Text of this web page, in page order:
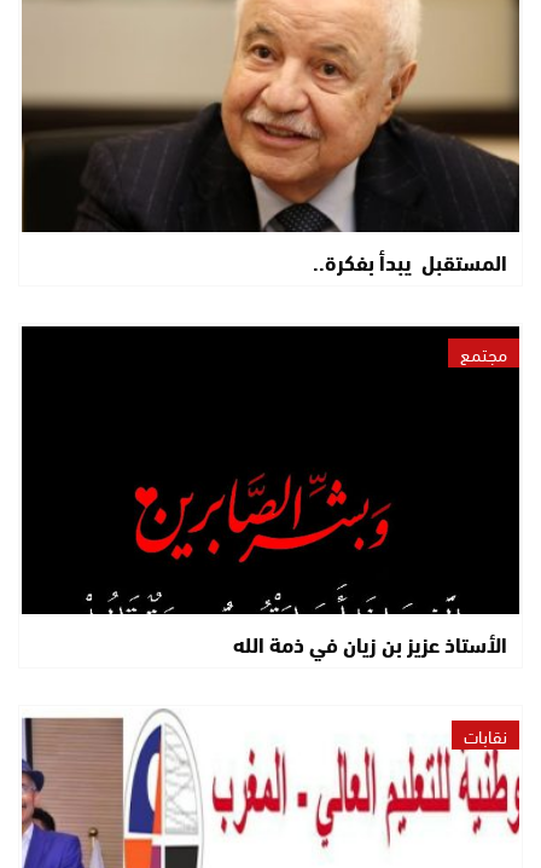
المستقبل يبدأ بفكرة..
مجتمع
الأستاذ عزيز بن زيان في ذمة الله
نقابات